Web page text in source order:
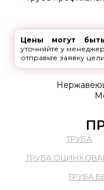
Цены могут
уточняйте у
отправьте заявку
ТРУБА
ТРУБА
ТРУБА